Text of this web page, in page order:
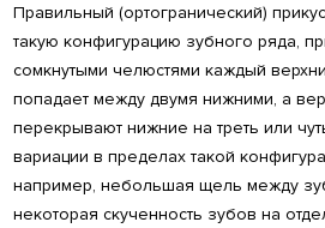
Правильный (ортогранический)
такую конфигурацию зубного ряда,
сомкнутыми челюстями каждый
попадает между двумя нижними, а
перекрывают нижние на треть или
вариации в пределах такой
например, небольшая щель между
некоторая скученность зубов на